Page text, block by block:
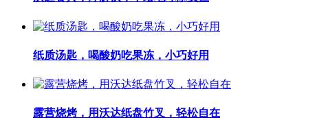
纸质汤匙，喝酸奶吃果冻，小巧好用
露营烧烤，用沃达纸盘竹叉，轻松自在